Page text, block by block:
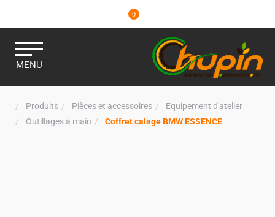
0
MENU
Produits Pièces et accessoires
Equipement d'atelier
Outillages à main
Coffret calage BMW ESSENCE